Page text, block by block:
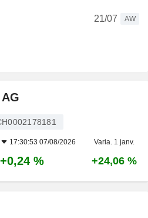
21/07
AW
17:30:53 07/08/2026 Varia. 1 janv.
+0,24 % +24,06 %